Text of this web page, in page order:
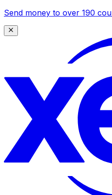
Send money to over 190